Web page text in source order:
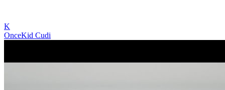
K
OnceKid Cudi